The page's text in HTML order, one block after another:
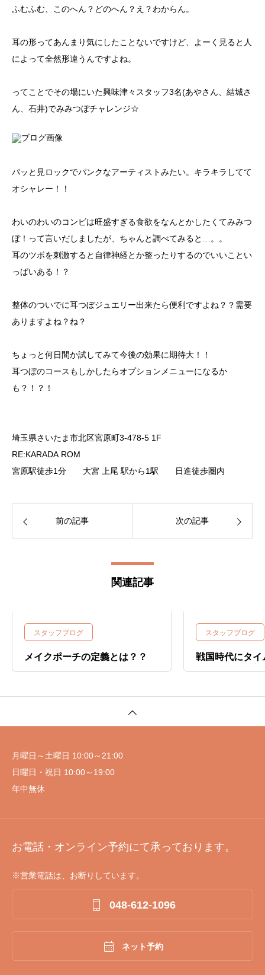
ふむふむ、このへん？どのへん？え？わからん。
耳の形ってあんまり気にしたことないですけど、よーく見ると人
によって全然形違うんですよね。
ってことでその場にいた興味津々スタッフ3名(あやさん、結城さ
ん、石井)でみみつぼチャレンジ☆
パッと見ロックでパンクなアーティストみたい。キラキラしてて
オシャレー！！
わいのわいのコンビは旺盛すぎる食欲をなんとかしたくてみみつ
ぼ！って言いだしましたが、ちゃんと調べてみると…。。
耳のツボを刺激すると自律神経とか整ったりするのでいいことい
っぱいある！？
整体のついでに耳つぼジュエリー出来たら便利ですよね？？需要
ありますよね？ね？
ちょっと何日間か試してみて今後の効果に期待大！！
耳つぼのコースもしかしたらオプションメニューになるか
も？！？！
埼玉県さいたま市北区宮原町3-478-5 1F
RE:KARADA ROM
宮原駅徒歩1分 大宮 上尾 駅から1駅 日進徒歩圏内
前の記事 次の記事
関連記事
スタッフブログ
メイクポーチの定義とは？？
スタッフブログ
戦国時代にタ
月曜日～土曜日 10:00～21:00
日曜日・祝日 10:00～19:00
年中無休
お電話・オンライン予約にて承っております。
※営業電話は、お断りしています。
 048-612-1096
 ネット予約